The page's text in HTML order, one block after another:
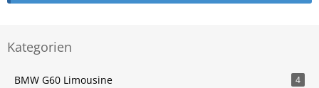
Kategorien
BMW G60 Limousine 4